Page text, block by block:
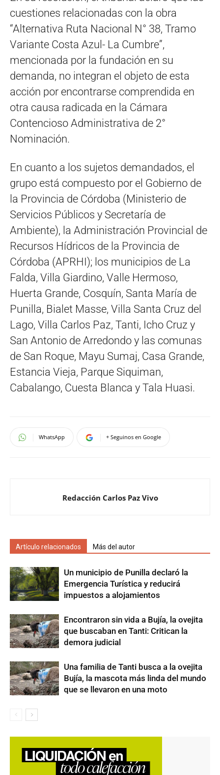
cuestiones relacionadas con la obra
“Alternativa Ruta Nacional N° 38, Tramo
Variante Costa Azul- La Cumbre”,
mencionada por la fundación en su
demanda, no integran el objeto de esta
acción por encontrarse comprendida en
otra causa radicada en la Cámara
Contencioso Administrativa de 2°
Nominación.
En cuanto a los sujetos demandados, el
grupo está compuesto por el Gobierno de
la Provincia de Córdoba (Ministerio de
Servicios Públicos y Secretaría de
Ambiente), la Administración Provincial de
Recursos Hídricos de la Provincia de
Córdoba (APRHI); los municipios de La
Falda, Villa Giardino, Valle Hermoso,
Huerta Grande, Cosquín, Santa María de
Punilla, Bialet Masse, Villa Santa Cruz del
Lago, Villa Carlos Paz, Tanti, Icho Cruz y
San Antonio de Arredondo y las comunas
de San Roque, Mayu Sumaj, Casa Grande,
Estancia Vieja, Parque Siquiman,
Cabalango, Cuesta Blanca y Tala Huasi.
WhatsApp + Seguinos en Google
Redacción Carlos Paz Vivo
Artículo relacionados Más del autor
Un municipio de Punilla declaró la
Emergencia Turística y reducirá
impuestos a alojamientos
Encontraron sin vida a Bujía, la ovejita
que buscaban en Tanti: Critican la
demora judicial
Una familia de Tanti busca a la ovejita
Bujía, la mascota más linda del mundo
que se llevaron en una moto